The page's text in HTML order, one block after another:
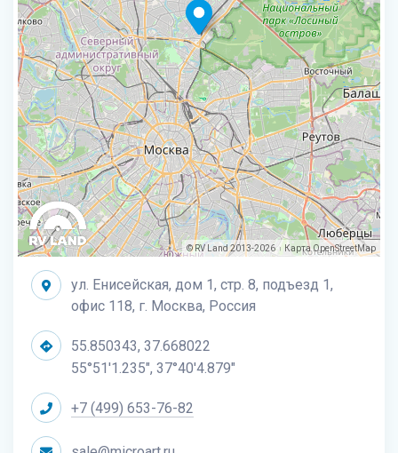
© RV Land 2013-2026 | КартаOpenStreetMap
ул. Енисейская, дом 1, стр. 8, подъезд 1,
офис 118, г. Москва, Россия
55.850343, 37.668022
55°51'1.235", 37°40'4.879"
+7 (499) 653-76-82